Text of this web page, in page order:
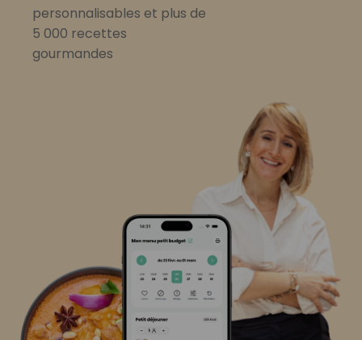
personnalisables et plus de
5 000 recettes
gourmandes